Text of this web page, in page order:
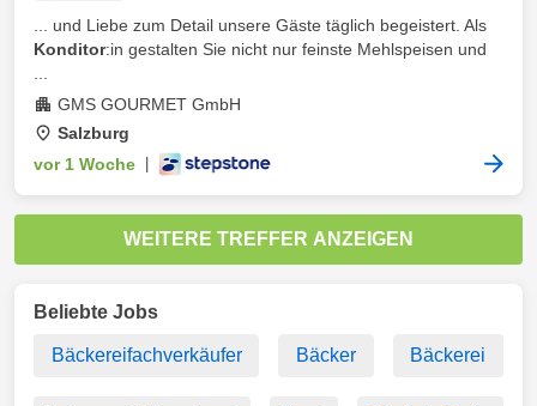
... und Liebe zum Detail unsere Gäste täglich begeistert. Als
Konditor:in gestalten Sie nicht nur feinste Mehlspeisen und
GMS GOURMET GmbH
Salzburg
vor 1 Woche
WEITERE TREFFER ANZEIGEN
Beliebte Jobs
Bäckereifachverkäufer Bäcker Bäckerei